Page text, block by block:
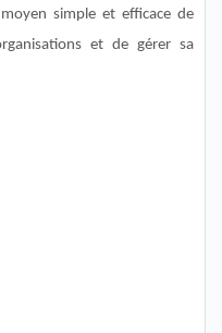
simple et efficace de
et de gérer sa